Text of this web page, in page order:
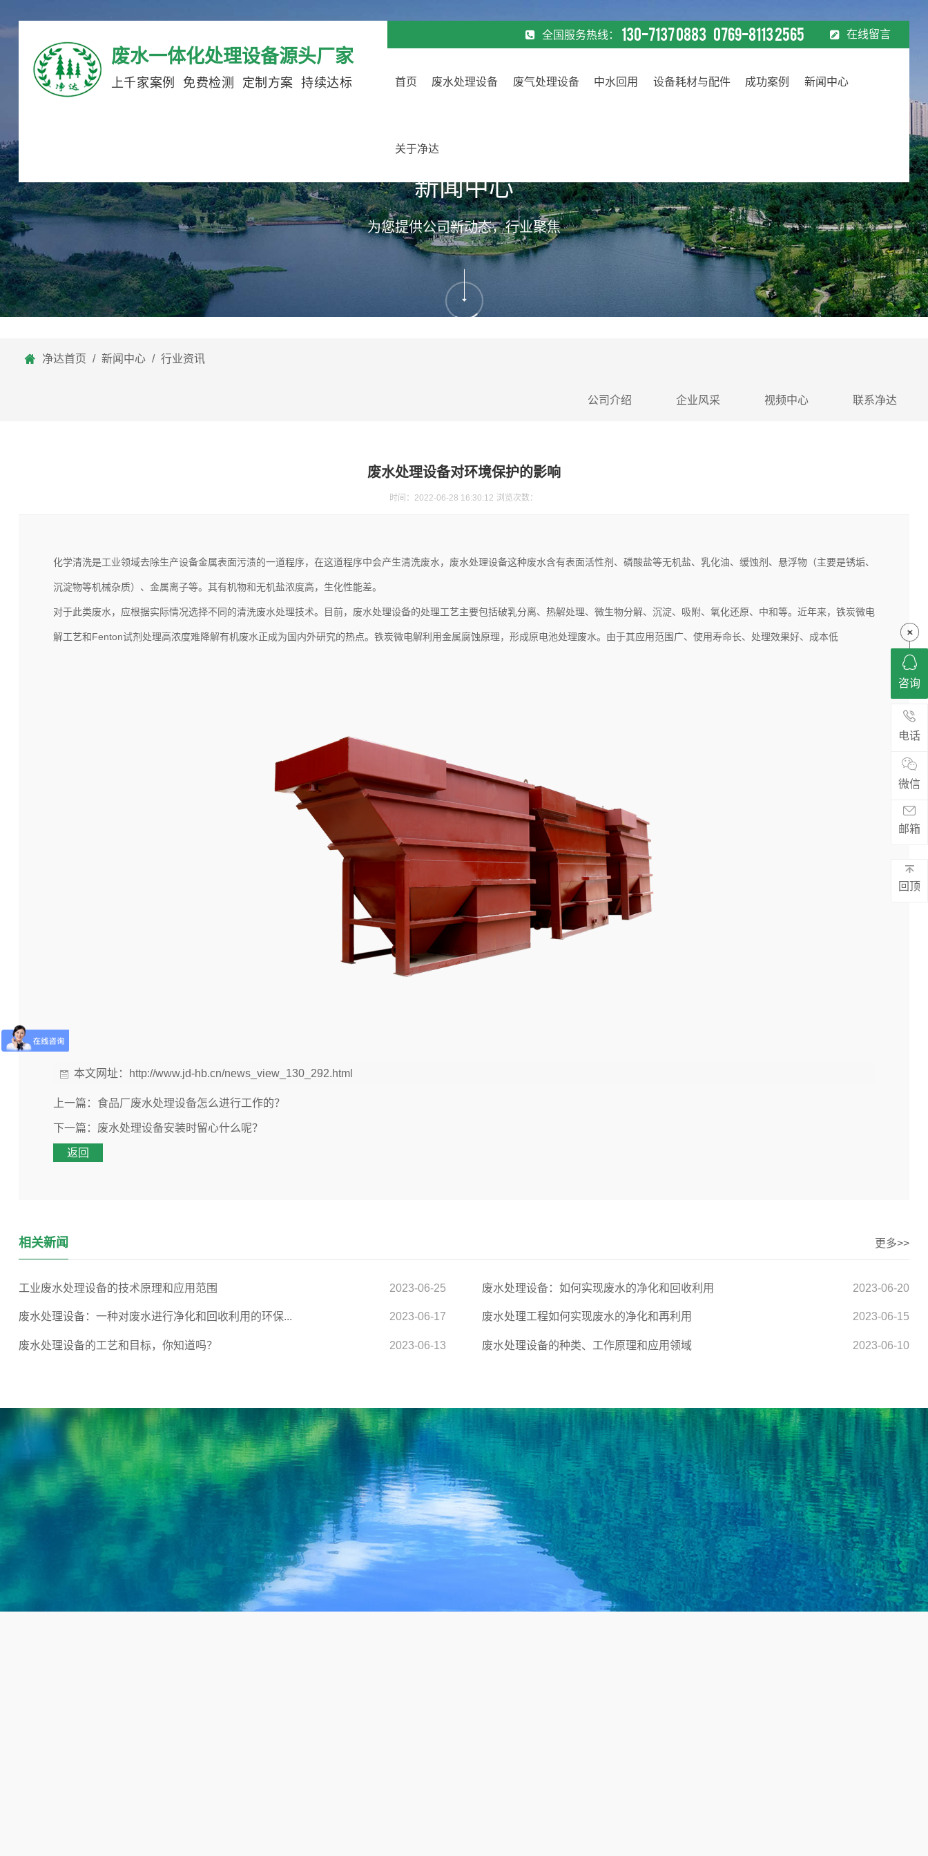
新闻中心
为您提供公司新动态，行业聚焦
废水一体化处理设备源头厂家
上千家案例 免费检测 定制方案 持续达标
在线留言
全国服务热线： 130-7137 0883 0769-8113 2565
首页 废水处理设备 废气处理设备 中水回用 设备耗材与配件 成功案例 新闻中心
关于净达
净达首页 / 新闻中心 / 行业资讯
公司介绍 企业风采 视频中心 联系净达
废水处理设备对环境保护的影响
时间：2022-06-28 16:30:12 浏览次数：
化学清洗是工业领域去除生产设备金属表面污渍的一道程序，在这道程序中会产生清洗废水， 废水处理设备这种废水含有表面活性剂、磷酸盐等无机盐、乳化油、缓蚀剂、悬浮物（主要是锈垢、
沉淀物等机械杂质）、金属离子等。其有机物和无机盐浓度高，生化性能差。
对于此类废水，应根据实际情况选择不同的清洗废水处理技术。目前， 废水处理设备的处理工艺主要包括破乳分离、热解处理、微生物分解、沉淀、吸附、氧化还原、中和等。近年来，铁炭微电
解工艺和Fenton试剂处理高浓度难降解有机废水正成为国内外研究的热点。铁炭微电解利用金属腐蚀原理，形成原电池处理废水。由于其应用范围广、使用寿命长、处理效果好、成本低
本文网址： http://www.jd-hb.cn/news_view_130_292.html
上一篇： 食品厂废水处理设备怎么进行工作的？
下一篇： 废水处理设备安装时留心什么呢？
返回
相关新闻 更多>>
工业废水处理设备的技术原理和应用范围 2023-06-25 废水处理设备：如何实现废水的净化和回收利用 2023-06-20
废水处理设备：一种对废水进行净化和回收利用的环保... 2023-06-17 废水处理工程如何实现废水的净化和再利用 2023-06-15
废水处理设备的工艺和目标，你知道吗？ 2023-06-13 废水处理设备的种类、工作原理和应用领域 2023-06-10
咨询
电话
微信
邮箱
回顶